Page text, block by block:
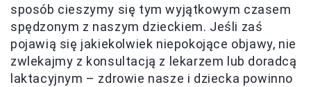
sposób cieszymy się tym wyjątkowym czasem
spędzonym z naszym dzieckiem. Jeśli zaś
pojawią się jakiekolwiek niepokojące objawy, nie
zwlekajmy z konsultacją z lekarzem lub doradcą
laktacyjnym – zdrowie nasze i dziecka powinno